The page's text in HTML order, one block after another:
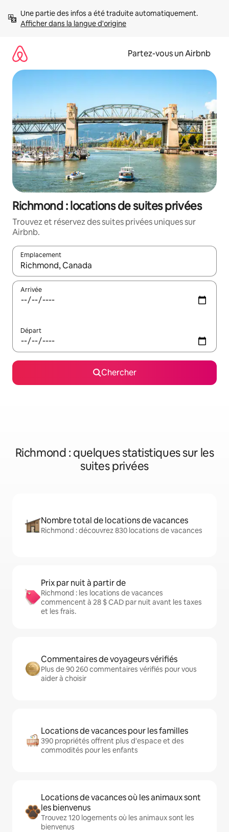
directement
Afficher dans la langue d'origine
Partez-vous un Airbnb
Richmond : locations de suites privées
Trouvez et réservez des suites privées uniques sur
Airbnb.
Emplacement
Quand les résultats sont affichés, parcourez-les en utilisant
Arrivée
Départ
Chercher
Richmond : quelques statistiques sur les
suites privées
Nombre total de locations de vacances
Richmond : découvrez 830 locations de vacances
Prix par nuit à partir de
Richmond : les locations de vacances
commencent à 28 $ CAD par nuit avant les taxes
et les frais.
Commentaires de voyageurs vérifiés
Plus de 90 260 commentaires vérifiés pour vous
aider à choisir
Locations de vacances pour les familles
390 propriétés offrent plus d'espace et des
commodités pour les enfants
Locations de vacances où les animaux sont
les bienvenus
Trouvez 120 logements où les animaux sont les
bienvenus